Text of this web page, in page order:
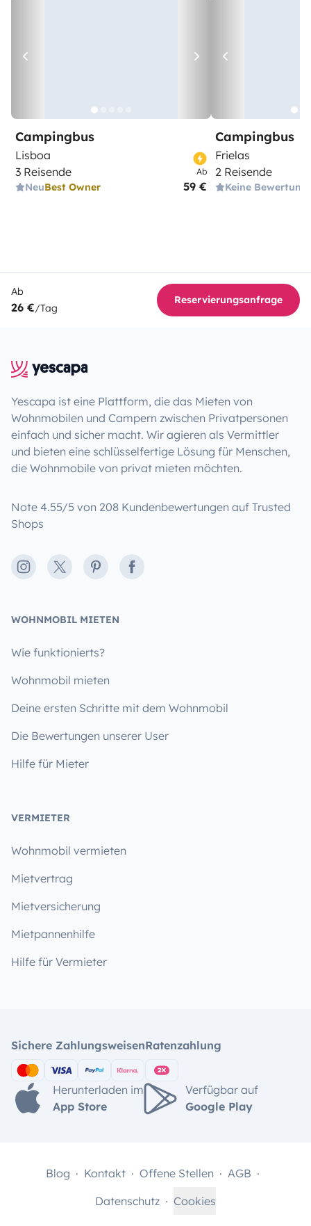
Campingbus
Lisboa
3 Reisende
NeuBest Owner
Ab
59 €
Campingbus
Frielas
2 Reisende
Keine Bewertung
Ab
26 €/Tag
Reservierungsanfrage
Yescapa ist eine Plattform, die das Mieten von
Wohnmobilen und Campern zwischen Privatpersonen
einfach und sicher macht. Wir agieren als Vermittler
und bieten eine schlüsselfertige Lösung für Menschen,
die Wohnmobile von privat mieten möchten.
Note 4.55/5 von 208 Kundenbewertungen auf Trusted
Shops
Instagram
X PinterestFacebook
WOHNMOBIL MIETEN
Wie funktionierts?
Wohnmobil mieten
Deine ersten Schritte mit dem Wohnmobil
Die Bewertungen unserer User
Hilfe für Mieter
VERMIETER
Wohnmobil vermieten
Mietvertrag
Mietversicherung
Mietpannenhilfe
Hilfe für Vermieter
Sichere ZahlungsweisenRatenzahlung
Herunterladen im
App Store
Verfügbar auf
Google Play
Blog Kontakt Offene Stellen
AGB
Datenschutz
Cookies